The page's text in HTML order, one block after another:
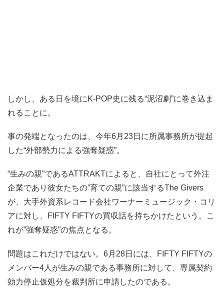
しかし、ある日を境にK-POP史に残る“泥沼劇”に巻き込ま
れることに。
事の発端となったのは、今年6月23日に所属事務所が提起
した“外部勢力による強奪疑惑”。
“生みの親”であるATTRAKTによると、自社にとって外注
企業であり彼女たちの”育ての親”に該当するThe Givers
が、大手外資系レコード会社ワーナーミュージック・コリ
アに対し、FIFTY FIFTYの買収話を持ちかけたという。こ
れが”強奪疑惑”の焦点となる。
問題はこれだけではない。6月28日には、FIFTY FIFTYの
メンバー4人が生みの親である事務所に対して、専属契約
効力停止仮処分を裁判所に申請したのである。